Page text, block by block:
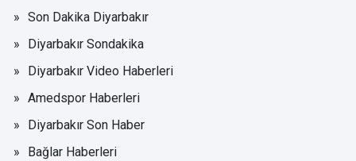
Son Dakika Diyarbakır
Diyarbakır Sondakika
Diyarbakır Video Haberleri
Amedspor Haberleri
Diyarbakır Son Haber
Bağlar Haberleri